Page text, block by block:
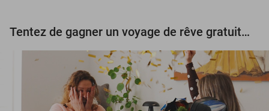
Tentez de gagner un voyage de rêve gratuit d'une valeur de 3.000 € !